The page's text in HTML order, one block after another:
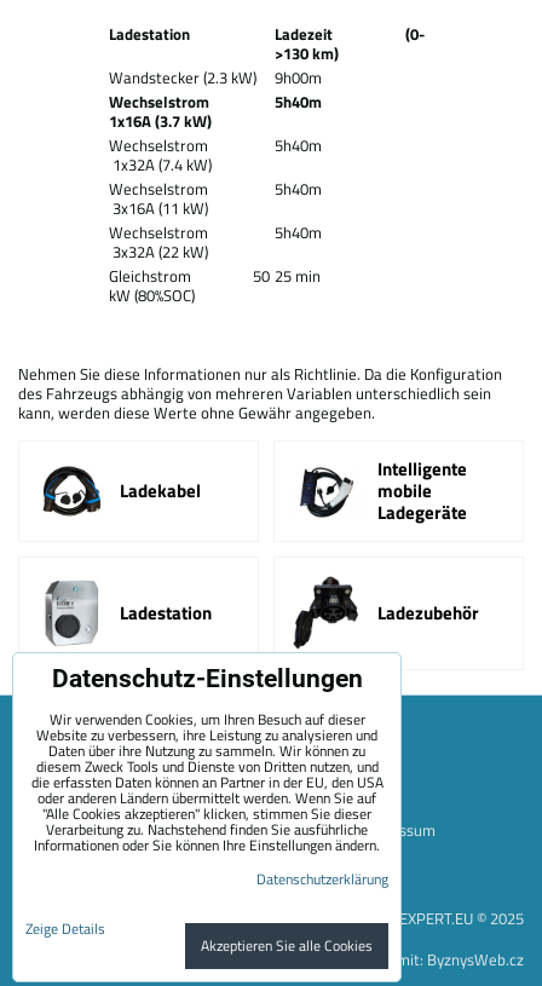
Ladestation
Ladezeit (0-
>130 km)
Wandstecker (2.3 kW)
9h00m
Wechselstrom
1x16A (3.7 kW)
5h40m
Wechselstrom
1x32A (7.4 kW)
5h40m
Wechselstrom
3x16A (11 kW)
5h40m
Wechselstrom
3x32A (22 kW)
5h40m
Gleichstrom 50
kW (80%SOC)
25 min
Nehmen Sie diese Informationen nur als Richtlinie. Da die Konfiguration
des Fahrzeugs abhängig von mehreren Variablen unterschiedlich sein
kann, werden diese Werte ohne Gewähr angegeben.
Ladekabel
Intelligente
mobile
Ladegeräte
Ladestation Ladezubehör
Sitemap Allgemeine Geschäftsbedingungen
Impressum
EVEXPERT.EU © 2025
Website erstellt mit: ByznysWeb.cz
Datenschutz-Einstellungen
Wir verwenden Cookies, um Ihren Besuch auf dieser
Website zu verbessern, ihre Leistung zu analysieren und
Daten über ihre Nutzung zu sammeln. Wir können zu
diesem Zweck Tools und Dienste von Dritten nutzen, und
die erfassten Daten können an Partner in der EU, den USA
oder anderen Ländern übermittelt werden. Wenn Sie auf
"Alle Cookies akzeptieren" klicken, stimmen Sie dieser
Verarbeitung zu. Nachstehend finden Sie ausführliche
Informationen oder Sie können Ihre Einstellungen ändern.
Datenschutzerklärung
Zeige Details
Akzeptieren Sie alle Cookies